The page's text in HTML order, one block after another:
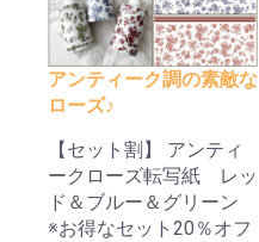
アンティーク調の素敵な
ローズ♪
【セット割】 アンティ
ークローズ転写紙 レッ
ド＆ブルー＆グリーン
※お得なセット20％オフ